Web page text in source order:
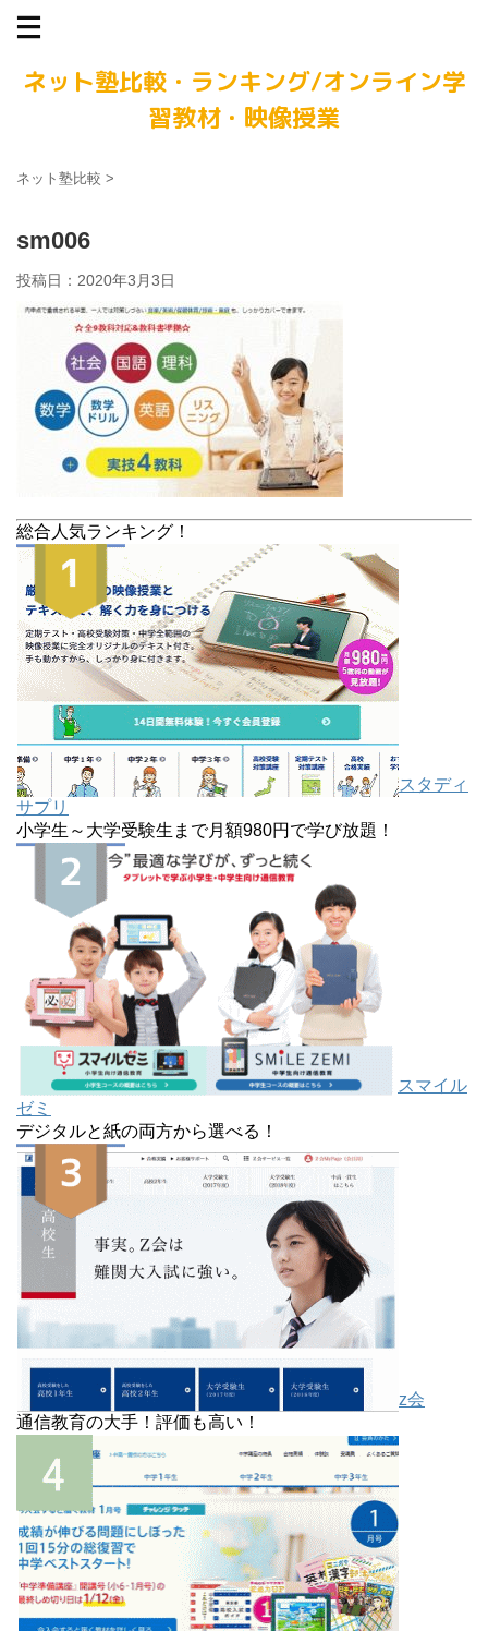
ネット塾比較・ランキング/オンライン学
習教材・映像授業
ネット塾比較 >
sm006
投稿日： 2020年3月3日
総合人気ランキング！
スタディ
サプリ
小学生～大学受験生まで月額980円で学び放題！
スマイル
ゼミ
デジタルと紙の両方から選べる！
z会
通信教育の大手！評価も高い！